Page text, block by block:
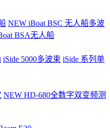
NEW iBoat BSC 无人船多波
BSA无人船
iSide 5000多波束 iSide 系列单
NEW HD-680全数字双变频测